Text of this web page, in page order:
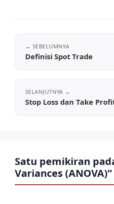
Definisi Spot Trade
Stop Loss dan Take
Satu pemikiran
Variances (ANOVA)”